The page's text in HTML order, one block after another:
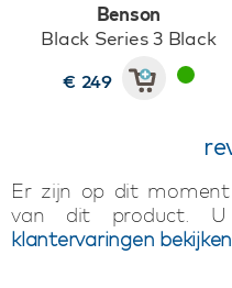
Benson
Black Series 3 Black
€ 249
Er zijn op dit moment
van dit product.
klantervaringen bekijken